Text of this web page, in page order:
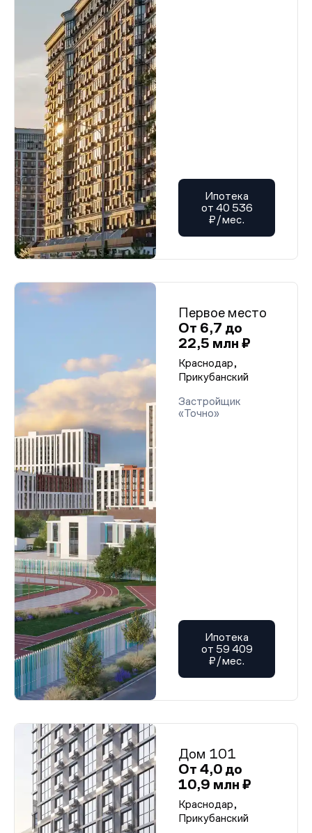
Ипотека
от 40 536
₽/мес.
Первое место
От 6,7 до
22,5 млн ₽
Краснодар,
Прикубанский
Застройщик
«Точно»
Ипотека
от 59 409
₽/мес.
Дом 101
От 4,0 до
10,9 млн ₽
Краснодар,
Прикубанский